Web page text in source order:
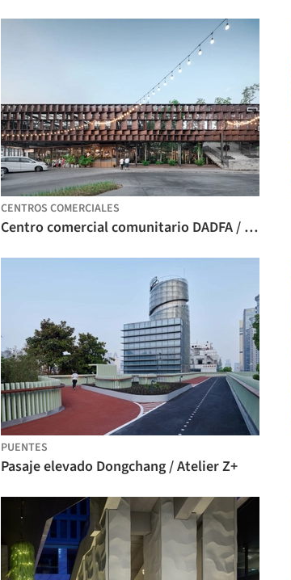
CENTROS COMERCIALES
Centro comercial comunitario DADFA / M space
PUENTES
Pasaje elevado Dongchang / Atelier Z+